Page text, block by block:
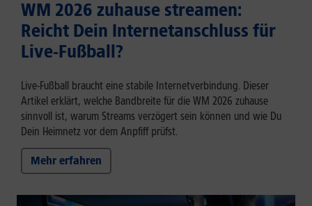
WM 2026 zuhause streamen:
Reicht Dein Internetanschluss für
Live-Fußball?
Live-Fußball braucht eine stabile Internetverbindung. Dieser
Artikel erklärt, welche Bandbreite für die WM 2026 zuhause
sinnvoll ist, warum Streams verzögert sein können und wie Du
Dein Heimnetz vor dem Anpfiff prüfst.
Mehr erfahren